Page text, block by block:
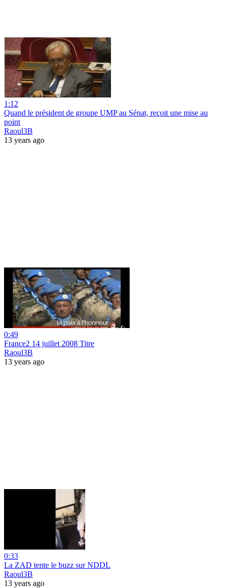
1:12
Quand le président de groupe UMP au Sénat, reçoit une mise au
point
Raoul3B
13 years ago
0:49
France2 14 juillet 2008 Titre
Raoul3B
13 years ago
0:33
La ZAD tente le buzz sur NDDL
Raoul3B
13 years ago